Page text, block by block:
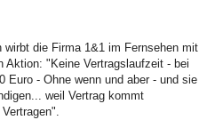
wirbt die Firma 1&1 im Fernsehen mit
Aktion: "Keine Vertragslaufzeit - bei
Euro - Ohne wenn und aber - und sie
weil Vertrag kommt